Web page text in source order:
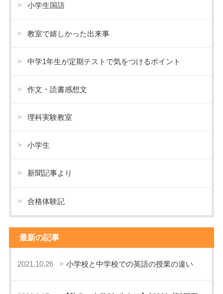
小学生国語
教室で嬉しかった出来事
中学1年生が定期テストで気をつけるポイント
作文・読書感想文
理科実験教室
小学生
新聞記事より
合格体験記
最新の記事
2021.10.26 小学校と中学校での英語の授業の違い